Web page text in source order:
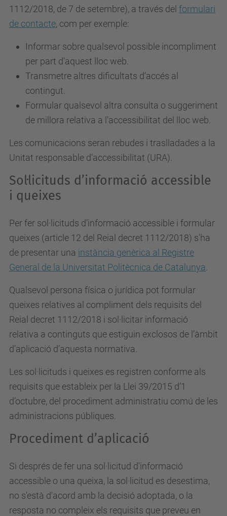
1112/2018, de 7 de setembre), a través del formulari
de contacte, com per exemple:
Informar sobre qualsevol possible incompliment
per part d’aquest lloc web.
Transmetre altres dificultats d’accés al
contingut.
Formular qualsevol altra consulta o suggeriment
de millora relativa a l’accessibilitat del lloc web.
Les comunicacions seran rebudes i traslladades a la
Unitat responsable d'accessibilitat (URA).
Sol·licituds d’informació accessible
i queixes
Per fer sol·licituds d’informació accessible i formular
queixes (article 12 del Reial decret 1112/2018) s'ha
de presentar una instància genèrica al Registre
General de la Universitat Politècnica de Catalunya
Qualsevol persona física o jurídica pot formular
queixes relatives al compliment dels requisits del
Reial decret 1112/2018 i sol·licitar informació
relativa a continguts que estiguin exclosos de l’àmbit
d’aplicació d’aquesta normativa.
Les sol·licituds i queixes es registren conforme als
requisits que estableix per la Llei 39/2015 d’1
d’octubre, del procediment administratiu comú de les
administracions públiques.
Procediment d’aplicació
Si després de fer una sol·licitud d'informació
accessible o una queixa, la sol·licitud es desestima,
no s'està d'acord amb la decisió adoptada, o la
resposta no compleix els requisits que preveu en